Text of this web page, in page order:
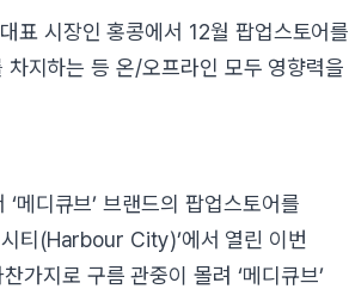
표 시장인 홍콩에서 12월 팝업스토어를
차지하는 등 온/오프라인 모두 영향력을
메디큐브’ 브랜드의 팝업스토어를
티(Harbour City)’에서 열린 이번
가지로 구름 관중이 몰려 ‘메디큐브’